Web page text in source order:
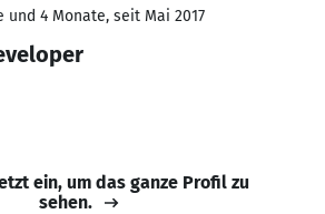
und 4 Monate, seit Mai 2017
ein, um das ganze Profil zu
sehen.